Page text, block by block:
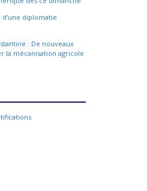
d’une diplomatie
: De nouveaux
la mécanisation agricole